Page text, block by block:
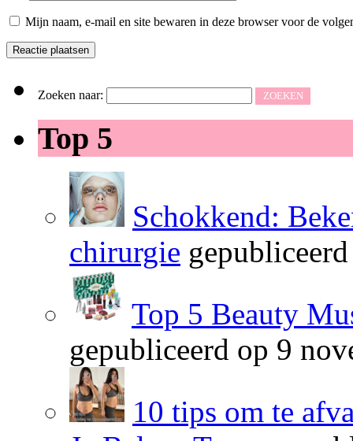
Mijn naam, e-mail en site bewaren in deze browser voor de
Zoeken naar:
Top 5
Schokkend:
chirurgie
Top 5 Beauty
gepubliceerd op 9
10 tips om te